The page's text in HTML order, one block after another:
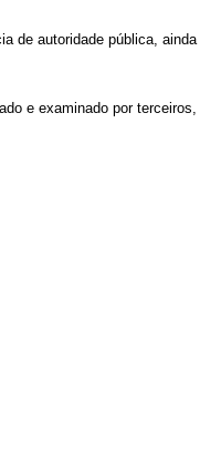
de autoridade pública,
e examinado por